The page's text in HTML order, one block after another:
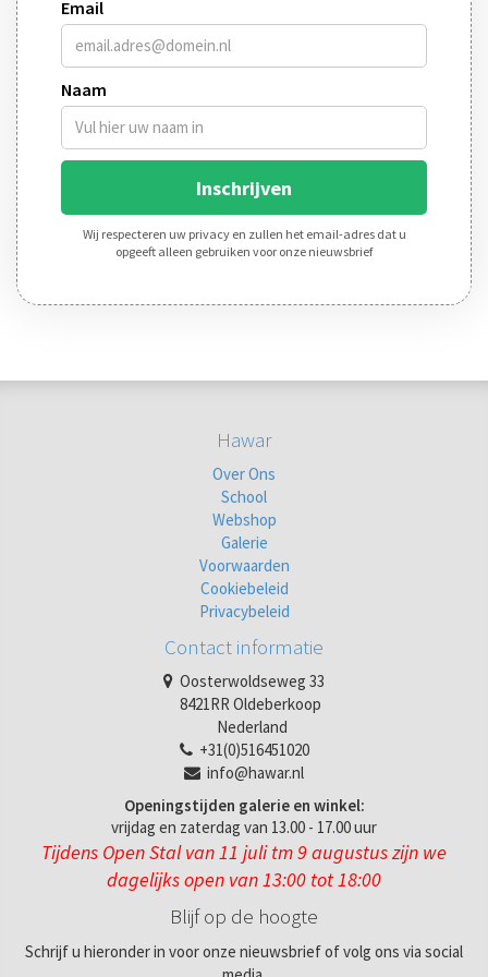
Hawar
Over Ons
School
Webshop
Galerie
Voorwaarden
Cookiebeleid
Privacybeleid
Contact informatie
Oosterwoldseweg 33
8421RR Oldeberkoop
Nederland
+31(0)516451020
info@hawar.nl
Openingstijden galerie en winkel:
vrijdag en zaterdag van 13.00 - 17.00 uur
Tijdens Open Stal van 11 juli tm 9 augustus zijn we
dagelijks open van 13:00 tot 18:00
Blijf op de hoogte
Schrijf u hieronder in voor onze nieuwsbrief of volg ons via social